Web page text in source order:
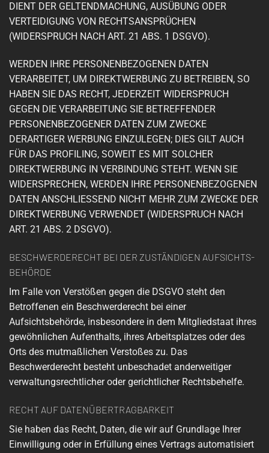
DIENT DER GELTENDMACHUNG, AUSÜBUNG ODER
VERTEIDIGUNG VON RECHTSANSPRÜCHEN
(WIDERSPRUCH NACH ART. 21 ABS. 1 DSGVO).
WERDEN IHRE PERSONENBEZOGENEN DATEN
VERARBEITET, UM DIREKTWERBUNG ZU BETREIBEN, SO
HABEN SIE DAS RECHT, JEDERZEIT WIDERSPRUCH
GEGEN DIE VERARBEITUNG SIE BETREFFENDER
PERSONENBEZOGENER DATEN ZUM ZWECKE
DERARTIGER WERBUNG EINZULEGEN; DIES GILT AUCH
FÜR DAS PROFILING, SOWEIT ES MIT SOLCHER
DIREKTWERBUNG IN VERBINDUNG STEHT. WENN SIE
WIDERSPRECHEN, WERDEN IHRE PERSONENBEZOGENEN
DATEN ANSCHLIESSEND NICHT MEHR ZUM ZWECKE DER
DIREKTWERBUNG VERWENDET (WIDERSPRUCH NACH
ART. 21 ABS. 2 DSGVO).
BESCHWERDE­RECHT BEI DER ZUSTÄNDIGEN AUFSICHTS­
BEHÖRDE
Im Falle von Verstößen gegen die DSGVO steht den
Betroffenen ein Beschwerderecht bei einer
Aufsichtsbehörde, insbesondere in dem Mitgliedstaat ihres
gewöhnlichen Aufenthalts, ihres Arbeitsplatzes oder des
Orts des mutmaßlichen Verstoßes zu. Das
Beschwerderecht besteht unbeschadet anderweitiger
verwaltungsrechtlicher oder gerichtlicher Rechtsbehelfe.
RECHT AUF DATEN­ÜBERTRAG­BARKEIT
Sie haben das Recht, Daten, die wir auf Grundlage Ihrer
Einwilligung oder in Erfüllung eines Vertrags automatisiert